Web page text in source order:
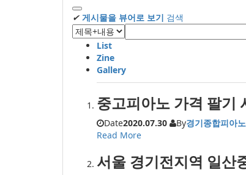
✔ 게시물을 뷰어로 보기 검색
List
Zine
Gallery
중고피아노 가격 팔기
Date2020.07.30 By경기종합피아노
Read More
서울 경기전지역 일산